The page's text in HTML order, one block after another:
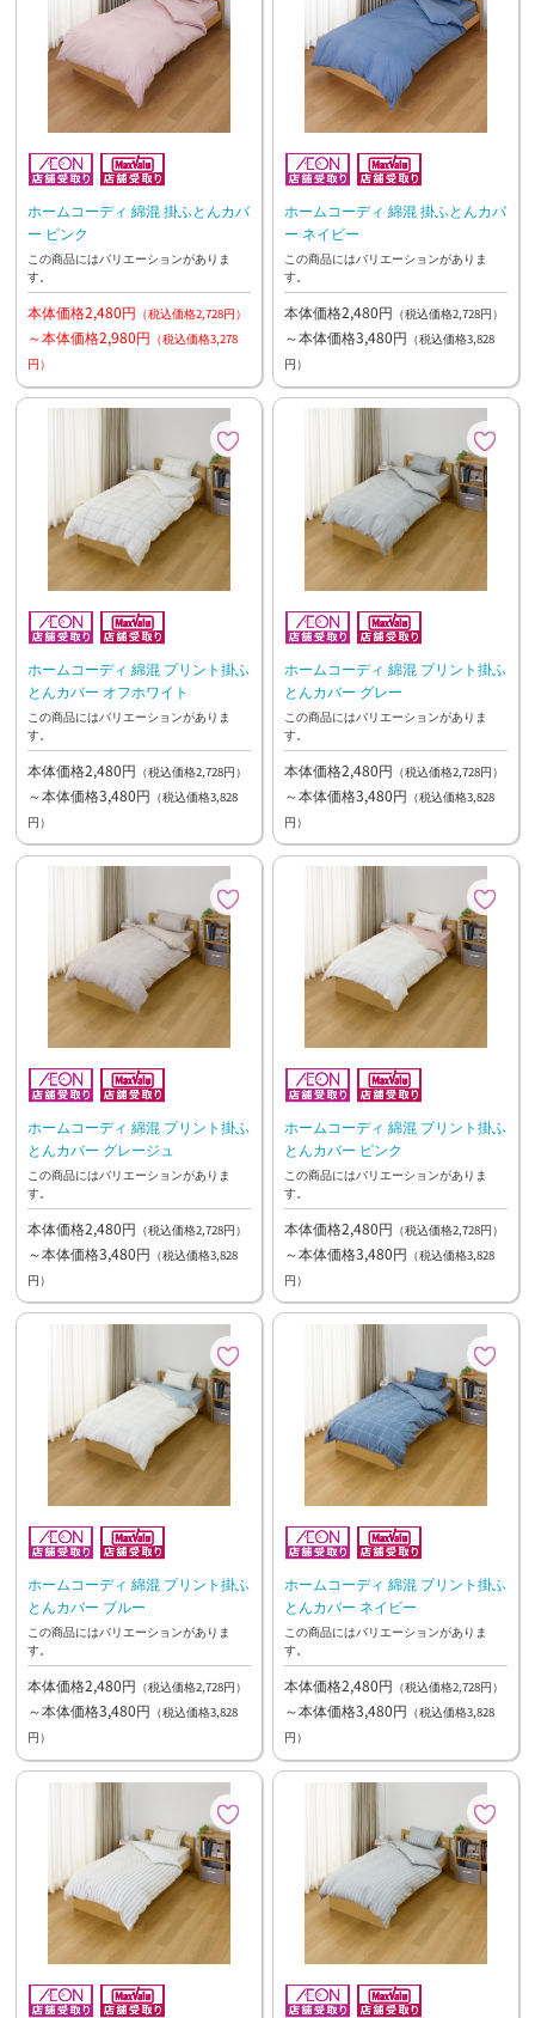
ホームコーディ 綿混 掛ふとんカバ
ー ピンク
この商品にはバリエーションがありま
す。
本体価格2,480円 （税込価格2,728円）
～本体価格2,980円 （税込価格3,278
円）
ホームコーディ 綿混 掛ふとんカバ
ー ネイビー
この商品にはバリエーションがありま
す。
本体価格2,480円 （税込価格2,728円）
～本体価格3,480円 （税込価格3,828
円）
ホームコーディ 綿混 プリント掛ふ
とんカバー オフホワイト
この商品にはバリエーションがありま
す。
本体価格2,480円 （税込価格2,728円）
～本体価格3,480円 （税込価格3,828
円）
ホームコーディ 綿混 プリント掛ふ
とんカバー グレー
この商品にはバリエーションがありま
す。
本体価格2,480円 （税込価格2,728円）
～本体価格3,480円 （税込価格3,828
円）
ホームコーディ 綿混 プリント掛ふ
とんカバー グレージュ
この商品にはバリエーションがありま
す。
本体価格2,480円 （税込価格2,728円）
～本体価格3,480円 （税込価格3,828
円）
ホームコーディ 綿混 プリント掛ふ
とんカバー ピンク
この商品にはバリエーションがありま
す。
本体価格2,480円 （税込価格2,728円）
～本体価格3,480円 （税込価格3,828
円）
ホームコーディ 綿混 プリント掛ふ
とんカバー ブルー
この商品にはバリエーションがありま
す。
本体価格2,480円 （税込価格2,728円）
～本体価格3,480円 （税込価格3,828
円）
ホームコーディ 綿混 プリント掛ふ
とんカバー ネイビー
この商品にはバリエーションがありま
す。
本体価格2,480円 （税込価格2,728円）
～本体価格3,480円 （税込価格3,828
円）